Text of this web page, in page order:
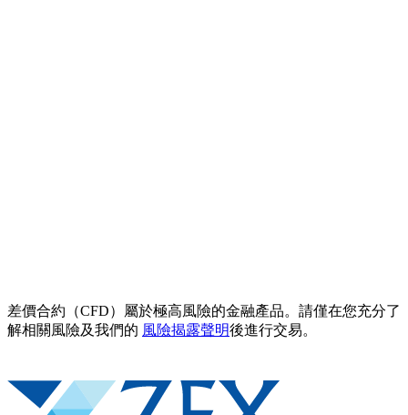
差價合約（CFD）屬於極高風險的金融產品。請僅在您充分了
解相關風險及我們的 風險揭露聲明後進行交易。